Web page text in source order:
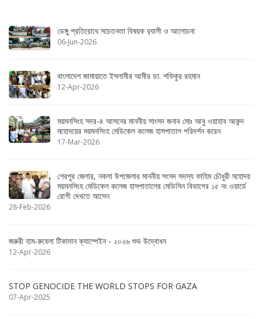
ডেঙ্গু প্রতিরোধে সচেতনতা বিষয়ক র‌্যালী ও আলোচনা
06-Jun-2026
বাংলাদেশ জামায়াতে ইসলামীর আমীর ডা. শফিকুর রহমান
12-Apr-2026
ময়মনসিংহ সদর-৪ আসনের মাননীয় সাংসদ জনাব মোঃ আবু ওয়াহাব আকন্দ
মহোদয়ের ময়মনসিংহ মেডিকেল কলেজ হাসপাতাল পরিদর্শন করেন
17-Mar-2026
শেরপুর জেলার, নকলা উপজেলার মাননীয় সংসদ সদস্য ফাহিম চৌধুরী মহোদয়
ময়মনসিংহ মেডিকেল কলেজ হাসপাতালের মেডিসিন বিভাগের ১৫ নং ওয়ার্ডে
রোগী দেখতে আসেন
28-Feb-2026
জরুরী হাম-রুবেলা টিকাদান ক্যাম্পেইন - ২০২৬ শুভ উদ্বোধন
12-Apr-2026
STOP GENOCIDE THE WORLD STOPS FOR GAZA
07-Apr-2025